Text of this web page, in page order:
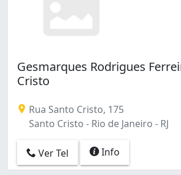
Gesmarques Rodrigues
Cristo
Rua Santo Cristo, 175
Santo Cristo - Rio de Janeiro - RJ
Ver Tel Info